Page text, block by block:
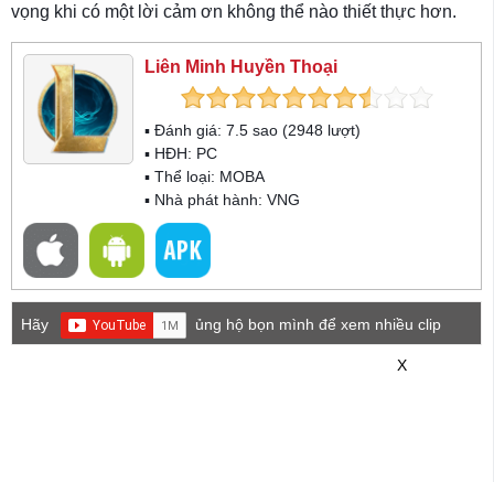
vọng khi có một lời cảm ơn không thể nào thiết thực hơn.
Liên Minh Huyền Thoại
▪ Đánh giá: 7.5 sao (2948 lượt)
▪ HĐH: PC
▪ Thể loại: MOBA
▪ Nhà phát hành: VNG
Hãy
ủng hộ bọn mình để xem nhiều clip
X